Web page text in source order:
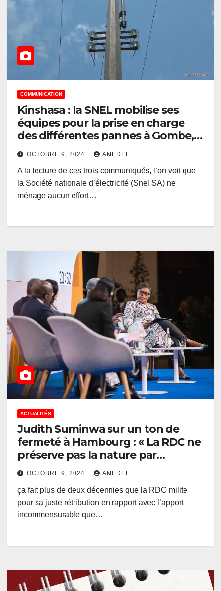
COMMUNICATION
Kinshasa : la SNEL mobilise ses
équipes pour la prise en charge
des différentes pannes à Gombe,
Limete et Kasa-Vubu
OCTOBRE 9, 2024 AMEDEE
A la lecture de ces trois communiqués, l’on voit que
la Société nationale d’électricité (Snel SA) ne
ménage aucun effort…
ACTUALITÉS
Judith Suminwa sur un ton de
fermeté à Hambourg : « La RDC ne
préserve pas la nature par
gentillesse, elle doit être rétribuée
à juste titre »
OCTOBRE 9, 2024 AMEDEE
ça fait plus de deux décennies que la RDC milite
pour sa juste rétribution en rapport avec l’apport
incommensurable que…